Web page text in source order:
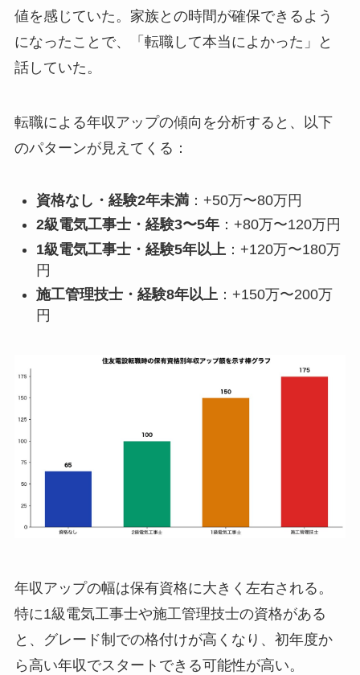
値を感じていた。家族との時間が確保できるよう
になったことで、「転職して本当によかった」と
話していた。
転職による年収アップの傾向を分析すると、以下
のパターンが見えてくる：
資格なし・経験2年未満：+50万〜80万円
2級電気工事士・経験3〜5年：+80万〜120万円
1級電気工事士・経験5年以上 ：+120万〜180万
円
施工管理技士・経験8年以上：+150万〜200万
円
年収アップの幅は保有資格に大きく左右される。
特に1級電気工事士や施工管理技士の資格がある
と、グレード制での格付けが高くなり、初年度か
ら高い年収でスタートできる可能性が高い。